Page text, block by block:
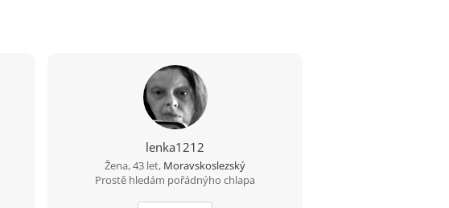
lenka1212
Žena, 43 let, Moravskoslezský
Prostě hledám pořádnýho chlapa